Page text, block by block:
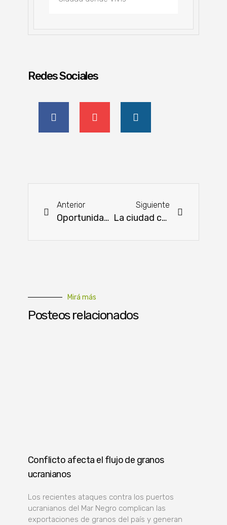
Redes Sociales
Anterior
Oportunidades en conectividad y logística panameña para abrir más mercados
Siguiente
La ciudad consume, el campo agradece
Mirá más
Posteos relacionados
Conflicto afecta el flujo de granos
ucranianos
Los recientes ataques contra los puertos
ucranianos del Mar Negro complican las
exportaciones de granos del país y generan